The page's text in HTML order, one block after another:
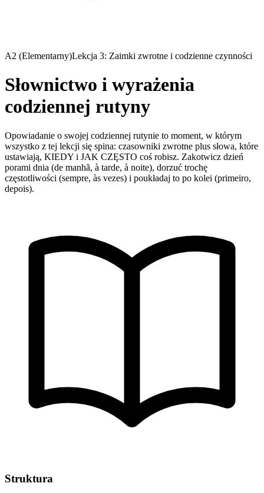
A2 (Elementarny)Lekcja 3: Zaimki zwrotne i codzienne czynności
Słownictwo i wyrażenia
codziennej rutyny
Opowiadanie o swojej codziennej rutynie to moment, w którym
wszystko z tej lekcji się spina: czasowniki zwrotne plus słowa, które
ustawiają, KIEDY i JAK CZĘSTO coś robisz. Zakotwicz dzień
porami dnia (de manhã, à tarde, à noite), dorzuć trochę
częstotliwości (sempre, às vezes) i poukładaj to po kolei (primeiro,
depois).
Struktura